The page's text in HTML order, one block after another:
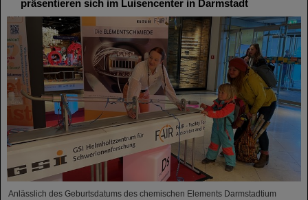
präsentieren sich im Luisencenter in Darmstadt
Anlässlich des Geburtsdatums des chemischen Elements Darmstadtium